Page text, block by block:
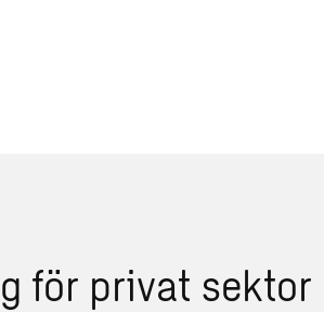
för privat sektor